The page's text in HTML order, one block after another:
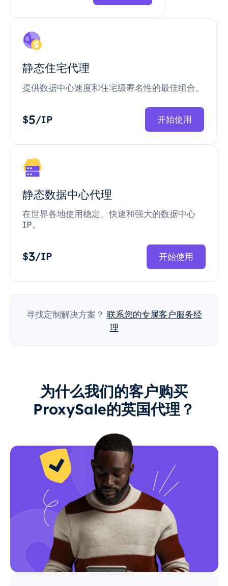
静态住宅代理
提供数据中心速度和住宅级匿名性的最佳组合。
$5/IP 开始使用
静态数据中心代理
在世界各地使用稳定、快速和强大的数据中心
IP。
$3/IP 开始使用
寻找定制解决方案？ 联系您的专属客户服务经
理
为什么我们的客户购买
ProxySale的英国代理？